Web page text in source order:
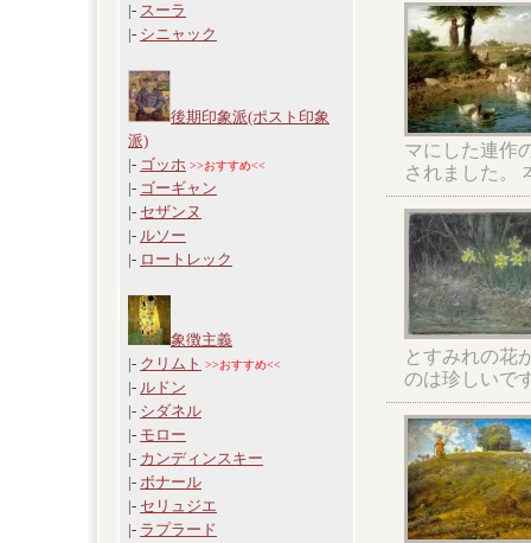
|- スーラ
|- シニャック
後期印象派(ポスト印象
派)
|- ゴッホ >>おすすめ<<
|- ゴーギャン
|- セザンヌ
|- ルソー
|- ロートレック
象徴主義
|- クリムト >>おすすめ<<
|- ルドン
|- シダネル
|- モロー
|- カンディンスキー
|- ボナール
|- セリュジエ
|- ラプラード
マにした連作
されました。
とすみれの花
のは珍しいで